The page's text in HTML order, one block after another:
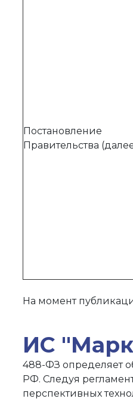
Постановление
Правительства
На момент
ИС
488-ФЗ определяет
РФ. Следуя
перспективных